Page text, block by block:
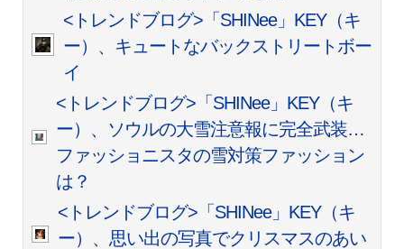
<トレンドブログ>「SHINee」KEY（キ
ー）、キュートなバックストリートボー
イ
<トレンドブログ>「SHINee」KEY（キ
ー）、ソウルの大雪注意報に完全武装…
ファッショニスタの雪対策ファッション
は？
<トレンドブログ>「SHINee」KEY（キ
ー）、思い出の写真でクリスマスのあい